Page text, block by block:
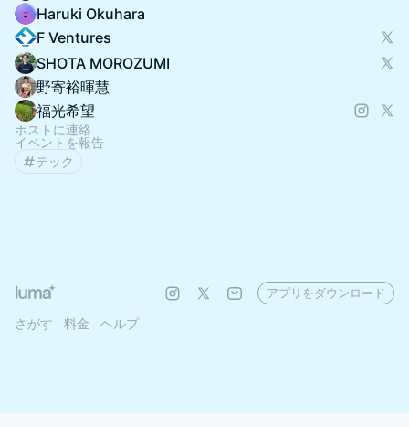
Haruki Okuhara
F Ventures
SHOTA MOROZUMI
野寄裕暉慧
福光希望
ホストに連絡
イベントを報告
テック
さがす 料金 ヘルプ
アプリをダウンロード